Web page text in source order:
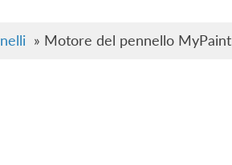
» Motore del pennello MyPaint